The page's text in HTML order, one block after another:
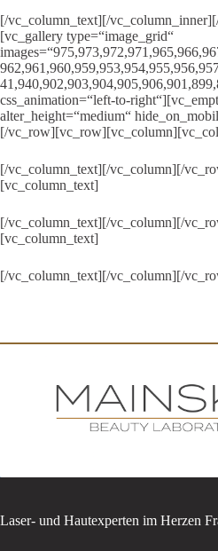
[/vc_column_text][/
[vc_gallery type=“image_grid“
css_animation=“left-to-
alter_height=“medium“
[/
[/vc_column_text][/vc_column][/
[vc_column_text]
[/vc_column_text][/vc_column][/
[vc_column_text]
[/vc_column_text][/vc_column][/
Laser- und Hautexperten im Herzen